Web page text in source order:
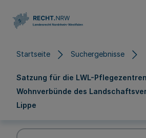
Startseite Suchergebnisse
Satzung für die LWL-
Wohnverbünde des
Lippe